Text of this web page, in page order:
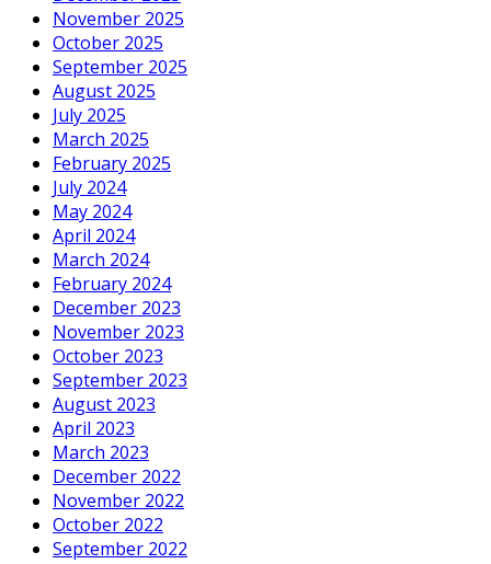
November 2025
October 2025
September 2025
August 2025
July 2025
March 2025
February 2025
July 2024
May 2024
April 2024
March 2024
February 2024
December 2023
November 2023
October 2023
September 2023
August 2023
April 2023
March 2023
December 2022
November 2022
October 2022
September 2022